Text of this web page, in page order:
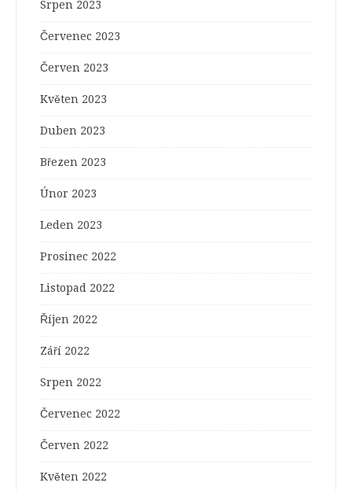
Srpen 2023
Červenec 2023
Červen 2023
Květen 2023
Duben 2023
Březen 2023
Únor 2023
Leden 2023
Prosinec 2022
Listopad 2022
Říjen 2022
Září 2022
Srpen 2022
Červenec 2022
Červen 2022
Květen 2022